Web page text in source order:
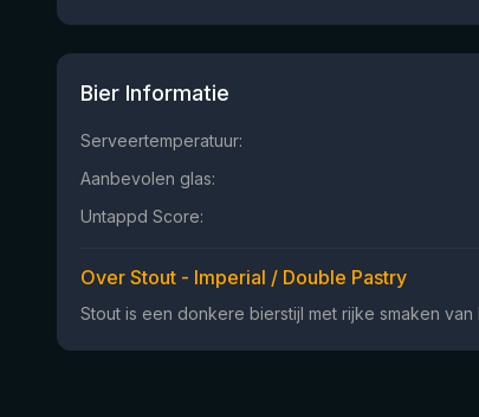
Bier Informatie
Serveertemperatuur:
Aanbevolen glas:
Untappd Score:
Over Stout - Imperial / Double Pastry
Stout is een donkere bierstijl met rijke smaken